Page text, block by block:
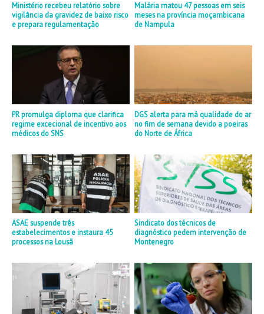
Ministério recebeu relatório sobre
vigilância da gravidez de baixo risco
e prepara regulamentação
Malária matou 47 pessoas em seis
meses na província moçambicana
de Nampula
PR promulga diploma que clarifica
regime excecional de incentivo aos
médicos do SNS
DGS alerta para má qualidade do ar
no fim de semana devido a poeiras
do Norte de África
ASAE suspende três
estabelecimentos e instaura 45
processos na Lousã
Sindicato dos técnicos de
diagnóstico pedem intervenção de
Montenegro